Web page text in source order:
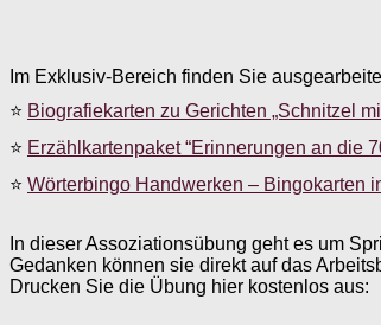
Im Exklusiv-Bereich finden Sie
⭐ Biografiekarten zu Gerichten „Schnitzel
⭐ Erzählkartenpaket “Erinnerungen an die
⭐ Wörterbingo Handwerken – Bingokarten
In dieser Assoziationsübung geht es um
Gedanken können sie direkt auf das
Drucken Sie die Übung hier kostenlos aus: